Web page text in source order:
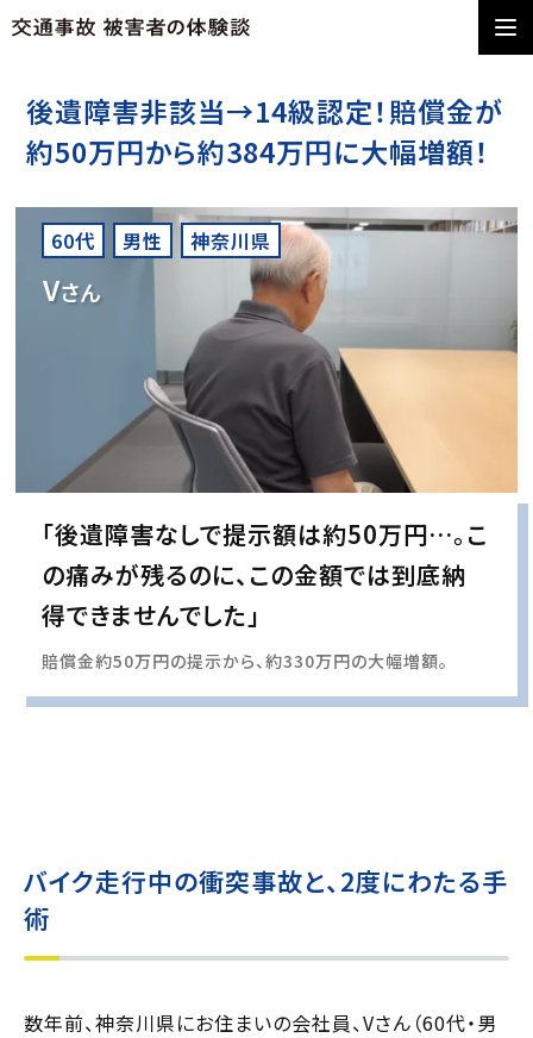
後遺障害非該当→14級認定！賠償金が
約50万円から約384万円に大幅増額！
60代 男性 神奈川県
Vさん
「後遺障害なしで提示額は約50万円…。こ
の痛みが残るのに、この金額では到底納
得できませんでした」
賠償金約50万円の提示から、約330万円の大幅増額。
バイク走行中の衝突事故と、2度にわたる手
術
数年前、神奈川県にお住まいの会社員、Vさん（60代・男